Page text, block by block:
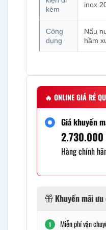
kèm
inox
Công
dụng
Nấu
hầm
🔥 ONLINE GIÁ RẺ
Giá khuyến
2.730.000
Hàng chính
Khuyến mãi ưu
1 Miễn phí vận